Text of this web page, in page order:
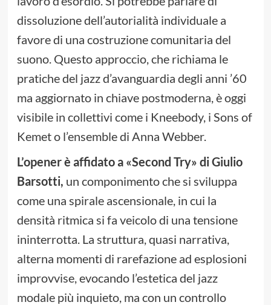
dissoluzione dell’autorialità individuale a
favore di una costruzione comunitaria del
suono. Questo approccio, che richiama le
pratiche del jazz d’avanguardia degli anni ’60
ma aggiornato in chiave postmoderna, è oggi
visibile in collettivi come i Kneebody, i Sons of
Kemet o l’ensemble di Anna Webber.
L’opener è affidato a «Second Try» di Giulio
Barsotti, un componimento che si sviluppa
come una spirale ascensionale, in cui la
densità ritmica si fa veicolo di una tensione
ininterrotta. La struttura, quasi narrativa,
alterna momenti di rarefazione ad esplosioni
improvvise, evocando l’estetica del jazz
modale più inquieto, ma con un controllo